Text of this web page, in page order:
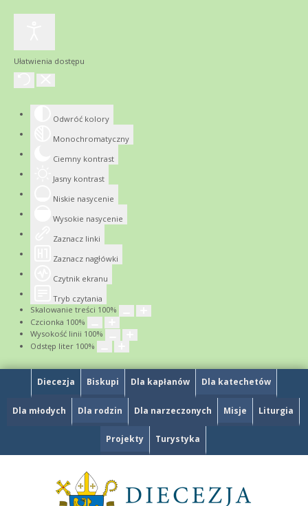
Ułatwienia dostępu
Odwróć kolory
Monochromatyczny
Ciemny kontrast
Jasny kontrast
Niskie nasycenie
Wysokie nasycenie
Zaznacz linki
Zaznacz nagłówki
Czytnik ekranu
Tryb czytania
Skalowanie treści 100%
Czcionka 100%
Wysokość linii 100%
Odstęp liter 100%
Diecezja Biskupi Dla kapłanów Dla katechetów
Dla młodych Dla rodzin Dla narzeczonych Misje Liturgia
Projekty Turystyka